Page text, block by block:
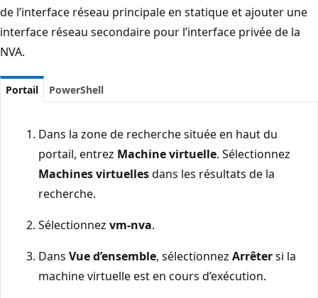
de l’interface réseau principale en statique et ajouter une
interface réseau secondaire pour l’interface privée de la
NVA.
Portail PowerShell
Dans la zone de recherche située en haut du
portail, entrez Machine virtuelle. Sélectionnez
Machines virtuellesdans les résultats de la
recherche.
Sélectionnez vm-nva.
Dans Vue d’ensemble, sélectionnez Arrêtersi la
machine virtuelle est en cours d’exécution.